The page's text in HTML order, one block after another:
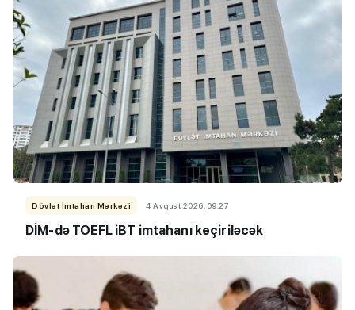
Dövlət İmtahan Mərkəzi 4 Avqust 2026, 09:27
DİM-də TOEFL iBT imtahanı keçiriləcək